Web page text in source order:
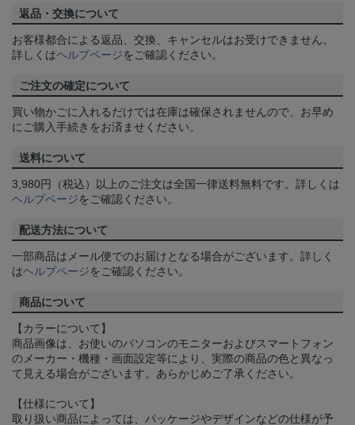
返品・交換について
お客様都合による返品、交換、キャンセルはお受けできません。
詳しくはヘルプページをご確認ください。
ご注文の確定について
買い物かごに入れるだけでは在庫は確保されませんので、お早め
にご購入手続きをお済ませください。
送料について
3,980円（税込）以上のご注文は全国一律送料無料です。詳しくは
ヘルプページをご確認ください。
配送方法について
一部商品はメール便でのお届けとなる場合がございます。詳しく
はヘルプページをご確認ください。
商品について
【カラーについて】
商品画像は、お使いのパソコンのモニターおよびスマートフォン
のメーカー・機種・画面設定等により、実際の商品の色と異なっ
て見える場合がございます。あらかじめご了承ください。
【仕様について】
取り扱い商品によっては、パッケージやデザインなどの仕様が予